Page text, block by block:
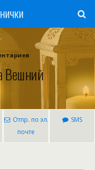
Вешний
Отпр. по эл.
почте
SMS